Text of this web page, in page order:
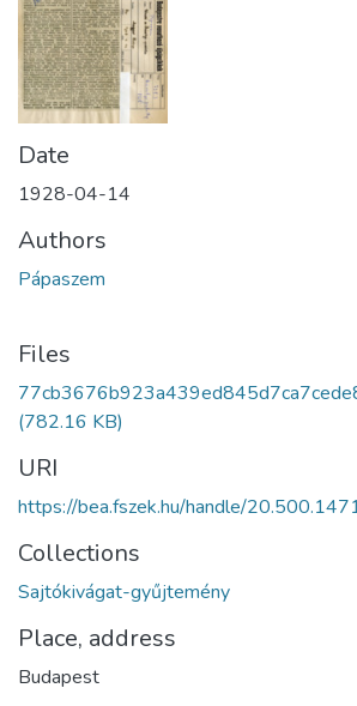
Date
1928-04-14
Authors
Pápaszem
Files
(782.16 KB)
URI
https://bea.fszek.hu/handle/
Collections
Sajtókivágat-gyűjtemény
Place, address
Budapest